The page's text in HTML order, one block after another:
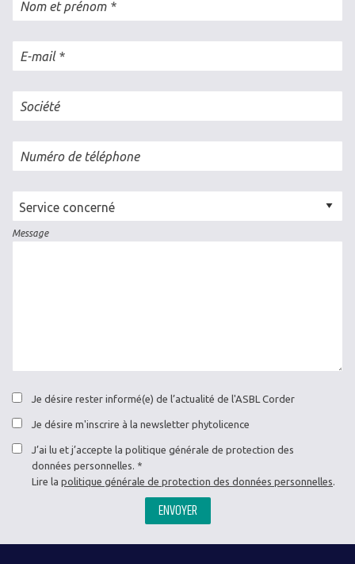
Nom et prénom
E-mail
Société
Numéro de téléphone
Cellule
concernée
Message
Je désire rester informé(e) de l’actualité de l'ASBL Corder
Je désire m'inscrire à la newsletter phytolicence
J’ai lu et j’accepte la politique générale de protection des
données personnelles.
Lire la politique générale de protection des données personnelles
ENVOYER